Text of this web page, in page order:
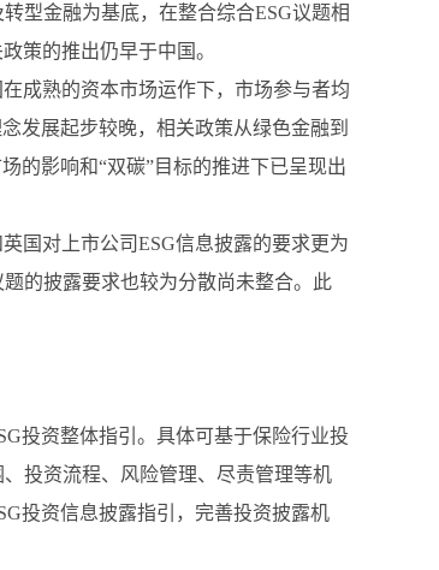
型金融为基底，在整合综合ESG议题相
策的推出仍早于中国。
成熟的资本市场运作下，市场参与者均
发展起步较晚，相关政策从绿色金融到
的影响和“双碳”目标的推进下已呈现出
国对上市公司ESG信息披露的要求更为
的披露要求也较为分散尚未整合。此
投资整体指引。具体可基于保险行业投
投资流程、风险管理、尽责管理等机
投资信息披露指引，完善投资披露机